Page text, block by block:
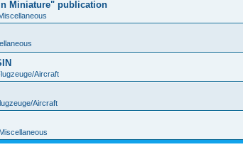
Miniature" publication
Aircraft
Aircraft